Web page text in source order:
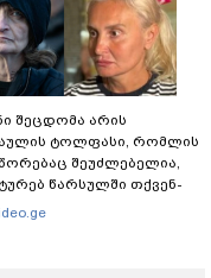
შეცდომა არის
ტოლფასი, რომ­ლის
შე­უძ­ლე­ბე­ლია,
წარ­სულ­ში თქვენ­
პა­ტი­ვის­ცე­მას" - კა